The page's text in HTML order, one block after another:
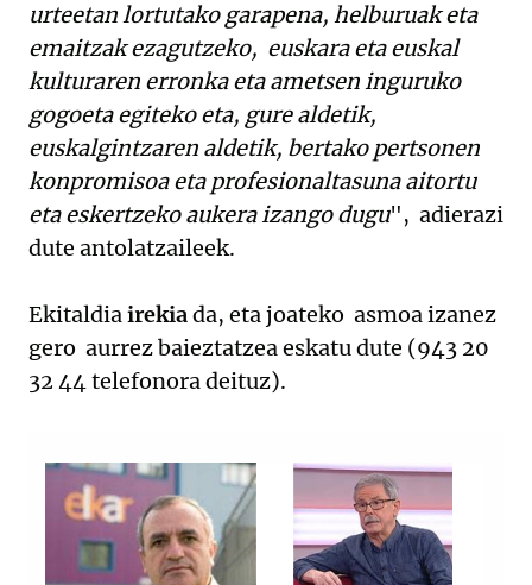
urteetan lortutako garapena, helburuak eta
emaitzak ezagutzeko, euskara eta euskal
kulturaren erronka eta ametsen inguruko
gogoeta egiteko eta, gure aldetik,
euskalgintzaren aldetik, bertako pertsonen
konpromisoa eta profesionaltasuna aitortu
eta eskertzeko aukera izango dugu", adierazi
dute antolatzaileek.
Ekitaldiairekiada, eta joateko asmoa izanez
gero aurrez baieztatzea eskatu dute (943 20
32 44 telefonora deituz).